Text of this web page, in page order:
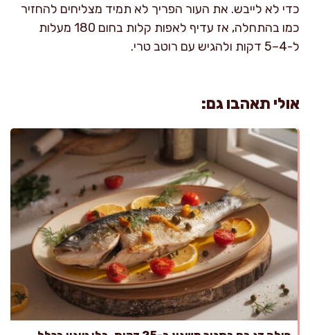
כדי לא לייבש. את העור הפריך לא תמיד מצליחים להחזיר
כמו בהתחלה, אז עדיף לאפות קלות בחום 180 מעלות
ל-4–5 דקות ולהגיש עם רוטב טרי.
אולי תאהבו גם: